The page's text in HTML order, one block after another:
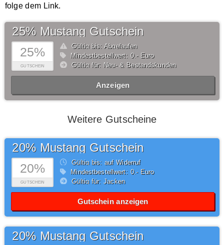
folge dem Link.
25%
GUTSCHEIN
25% Mustang Gutschein
Gültig bis: Abgelaufen
Mindestbestellwert: 0,- Euro
Gültig für: Neu- & Bestandskunden
Anzeigen
Weitere Gutscheine
20%
GUTSCHEIN
20% Mustang Gutschein
Gültig bis: auf Widerruf
Mindestbestellwert: 0,- Euro
Gültig für: Jacken
Gutschein anzeigen
20% Mustang Gutschein